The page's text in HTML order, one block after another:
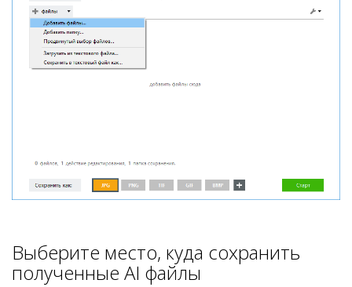
Выберите место, куда сохранить
полученные AI файлы